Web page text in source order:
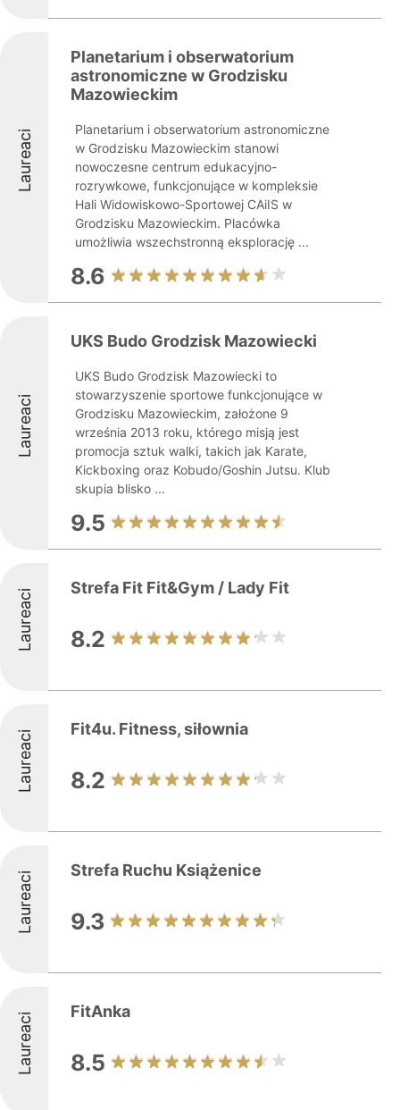
Laureaci
Planetarium i obserwatorium
astronomiczne w Grodzisku
Mazowieckim
Planetarium i obserwatorium astronomiczne
w Grodzisku Mazowieckim stanowi
nowoczesne centrum edukacyjno-
rozrywkowe, funkcjonujące w kompleksie
Hali Widowiskowo-Sportowej CAiIS w
Grodzisku Mazowieckim. Placówka
umożliwia wszechstronną eksplorację ...
8.6
Laureaci
UKS Budo Grodzisk Mazowiecki
UKS Budo Grodzisk Mazowiecki to
stowarzyszenie sportowe funkcjonujące w
Grodzisku Mazowieckim, założone 9
września 2013 roku, którego misją jest
promocja sztuk walki, takich jak Karate,
Kickboxing oraz Kobudo/Goshin Jutsu. Klub
skupia blisko ...
9.5
Laureaci Strefa Fit Fit&Gym / Lady Fit
8.2
Laureaci Fit4u. Fitness, siłownia
8.2
Laureaci Strefa Ruchu Książenice
9.3
Laureaci FitAnka
8.5